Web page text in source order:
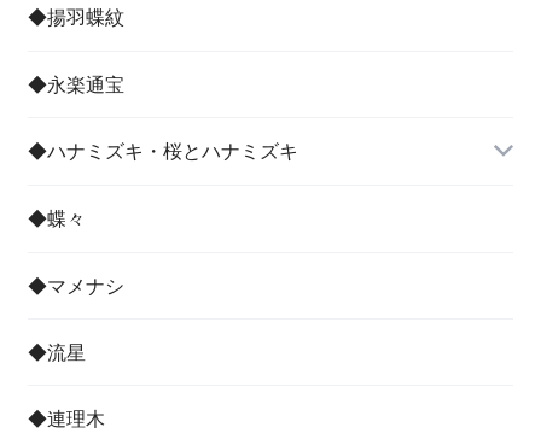
◆揚羽蝶紋
◆永楽通宝
◆ハナミズキ・桜とハナミズキ
◆蝶々
◆マメナシ
◆流星
◆連理木